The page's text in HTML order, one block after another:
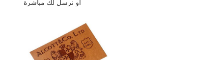
أو نرسل لك مباشرة